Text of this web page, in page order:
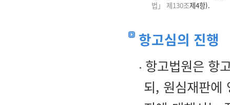
법」 제130조제4항).
항고심의 진행
항고법원은 항
되, 원심재판에